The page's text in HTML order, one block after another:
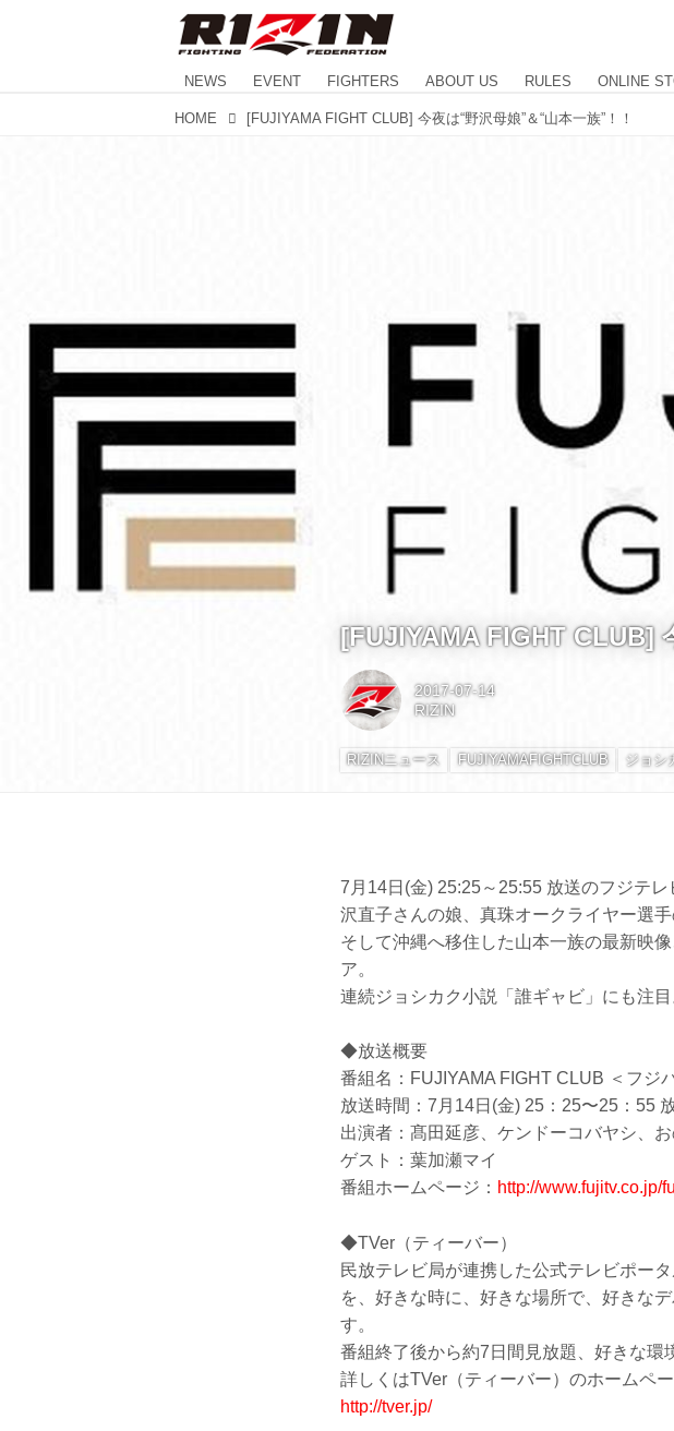
NEWS EVENT FIGHTERS ABOUT US RULES ONLINE
HOME [FUJIYAMA FIGHT CLUB] 今夜は“野沢母娘”＆“山本一族”！！
[FUJIYAMA FIGHT CLUB]
2017-07-14
RIZIN
RIZINニュース FUJIYAMAFIGHTCLUB ジョシ
7月14日(金) 25:25～25:55 放送のフジテ
沢直子さんの娘、真珠オークライヤー選手
そして沖縄へ移住した山本一族の最新映
ア。
連続ジョシカク小説「誰ギャビ」にも注目
◆放送概要
番組名：FUJIYAMA FIGHT CLUB ＜フジ
放送時間：7月14日(金) 25：25〜25：55
出演者：髙田延彦、ケンドーコバヤシ、
ゲスト：葉加瀬マイ
番組ホームページ： http://www.fujitv.co.jp/
◆TVer（ティーバー）
民放テレビ局が連携した公式テレビポー
を、好きな時に、好きな場所で、好きな
す。
番組終了後から約7日間見放題、好きな環
詳しくはTVer（ティーバー）のホームペ
http://tver.jp/